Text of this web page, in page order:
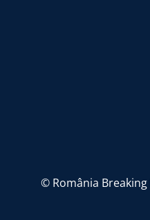
© România Breaking